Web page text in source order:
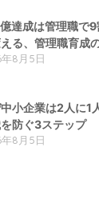
達成は管理職で
る、管理職育成
8月5日
小企業は2人に1
防ぐ3ステップ
8月5日